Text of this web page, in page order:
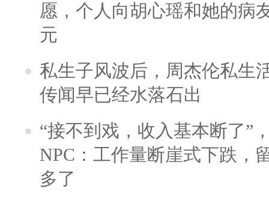
愿，个人向胡心瑶和她的病
元
私生子风波后，周杰伦私生
传闻早已经水落石出
“接不到戏，收入基本断了”
NPC：工作量断崖式下跌，
多了